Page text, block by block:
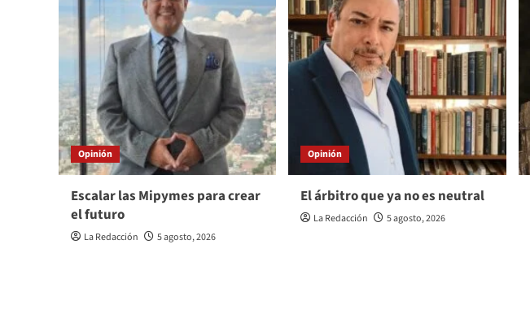
Opinión
Escalar las Mipymes para crear
el futuro
La Redacción 5 agosto, 2026
Opinión
El árbitro que ya no es neutral
La Redacción 5 agosto, 2026